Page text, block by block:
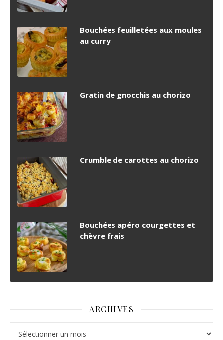
Bouchées feuilletées aux moules
au curry
Gratin de gnocchis au chorizo
Crumble de carottes au chorizo
Bouchées apéro courgettes et
chèvre frais
ARCHIVES